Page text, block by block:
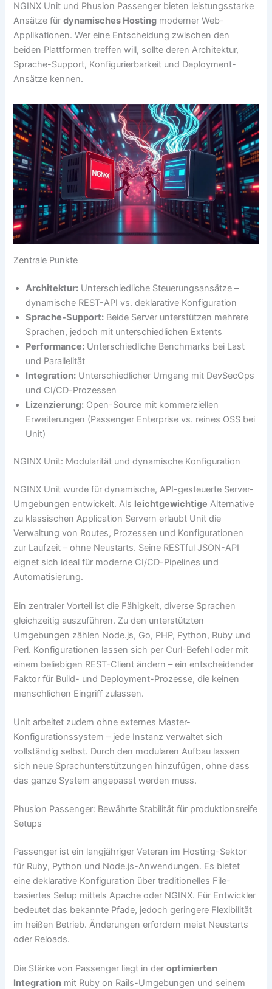
NGINX Unit und Phusion Passenger bieten leistungsstarke
Ansätze fürdynamisches Hosting moderner Web-
Applikationen. Wer eine Entscheidung zwischen den
beiden Plattformen treffen will, sollte deren Architektur,
Sprache-Support, Konfigurierbarkeit und Deployment-
Ansätze kennen.
Zentrale Punkte
Architektur: Unterschiedliche Steuerungsansätze –
dynamische REST-API vs. deklarative Konfiguration
Sprache-Support: Beide Server unterstützen mehrere
Sprachen, jedoch mit unterschiedlichen Extents
Performance: Unterschiedliche Benchmarks bei Last
und Parallelität
Integration: Unterschiedlicher Umgang mit DevSecOps
und CI/CD-Prozessen
Lizenzierung: Open-Source mit kommerziellen
Erweiterungen (Passenger Enterprise vs. reines OSS bei
Unit)
NGINX Unit: Modularität und dynamische Konfiguration
NGINX Unit wurde für dynamische, API-gesteuerte Server-
Umgebungen entwickelt. Als leichtgewichtige Alternative
zu klassischen Application Servern erlaubt Unit die
Verwaltung von Routes, Prozessen und Konfigurationen
zur Laufzeit – ohne Neustarts. Seine RESTful JSON-API
eignet sich ideal für moderne CI/CD-Pipelines und
Automatisierung.
Ein zentraler Vorteil ist die Fähigkeit, diverse Sprachen
gleichzeitig auszuführen. Zu den unterstützten
Umgebungen zählen Node.js, Go, PHP, Python, Ruby und
Perl. Konfigurationen lassen sich per Curl-Befehl oder mit
einem beliebigen REST-Client ändern – ein entscheidender
Faktor für Build- und Deployment-Prozesse, die keinen
menschlichen Eingriff zulassen.
Unit arbeitet zudem ohne externes Master-
Konfigurationssystem – jede Instanz verwaltet sich
vollständig selbst. Durch den modularen Aufbau lassen
sich neue Sprachunterstützungen hinzufügen, ohne dass
das ganze System angepasst werden muss.
Phusion Passenger: Bewährte Stabilität für produktionsreife
Setups
Passenger ist ein langjähriger Veteran im Hosting-Sektor
für Ruby, Python und Node.js-Anwendungen. Es bietet
eine deklarative Konfiguration über traditionelles File-
basiertes Setup mittels Apache oder NGINX. Für Entwickler
bedeutet das bekannte Pfade, jedoch geringere Flexibilität
im heißen Betrieb. Änderungen erfordern meist Neustarts
oder Reloads.
Die Stärke von Passenger liegt in deroptimierten
Integration mit Ruby on Rails-Umgebungen und seinem